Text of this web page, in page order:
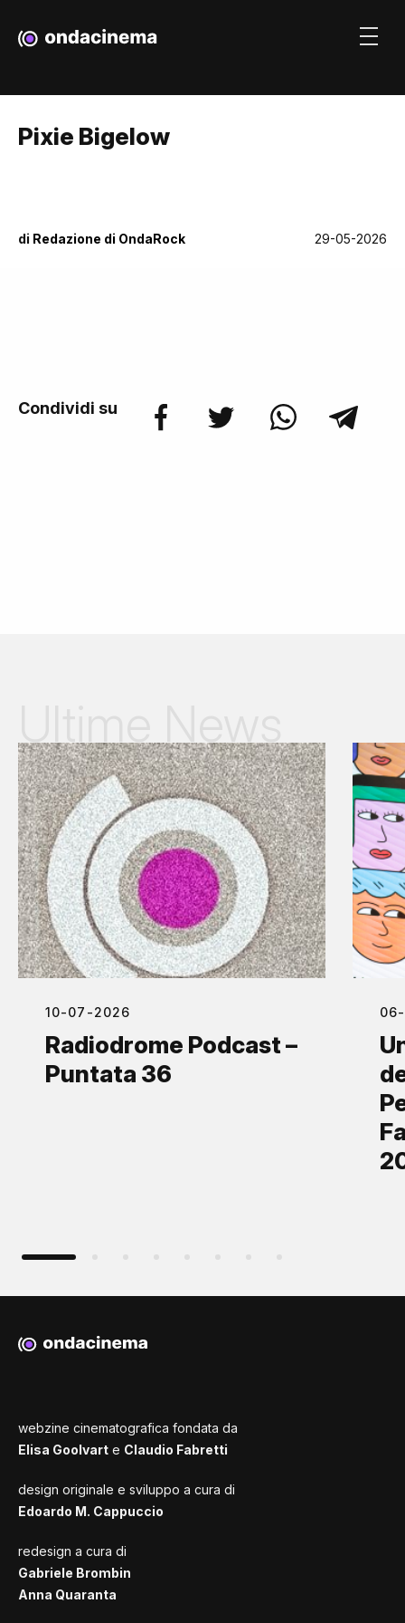
Pixie Bigelow
di Redazione di OndaRock 29-05-2026
Condividi su
10-07-2026
Radiodrome Podcast –
Puntata 36
webzine cinematografica fondata da
Elisa Goolvart e Claudio Fabretti
design originale e sviluppo a cura di
Edoardo M. Cappuccio
redesign a cura di
Gabriele Brombin
Anna Quaranta